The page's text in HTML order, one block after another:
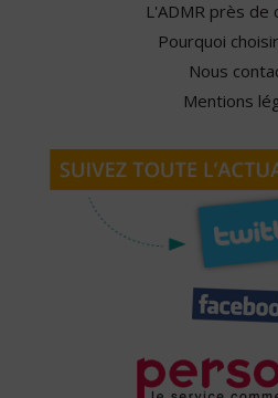
L'ADMR près de
Pourquoi
Nous
Mentions